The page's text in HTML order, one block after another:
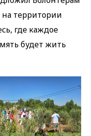
территории
где каждое
будет жить